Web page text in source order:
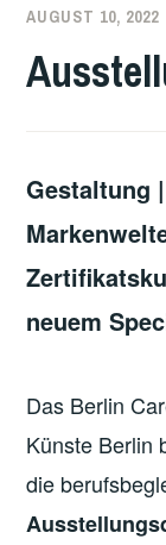
AUGUST 10, 2022
Gestaltung
neuem
Das Berlin
Künste Berlin
die